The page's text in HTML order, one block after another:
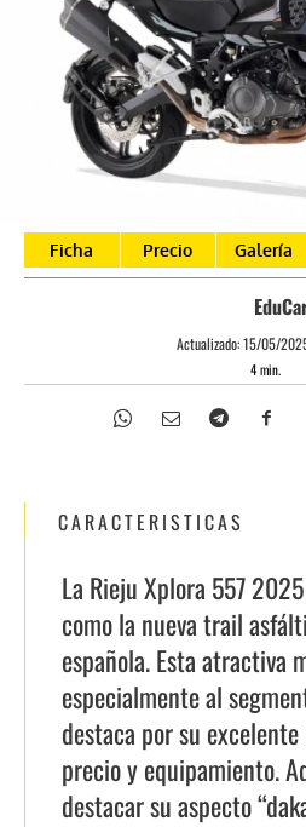
Ficha Precio Galería
Actualizado:15/05/
4min.
CARACTERISTICAS
La Rieju Xplora 557
como la nueva trail
española. Esta atractiva
especialmente al
destaca por su
precio y equipamiento.
destacar su aspecto